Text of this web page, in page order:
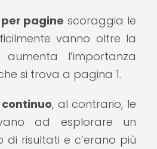
pagine scoraggia le
vanno oltre la
l’importanza
si trova a pagina 1.
, al contrario, le
ad esplorare un
risultati e c’erano più